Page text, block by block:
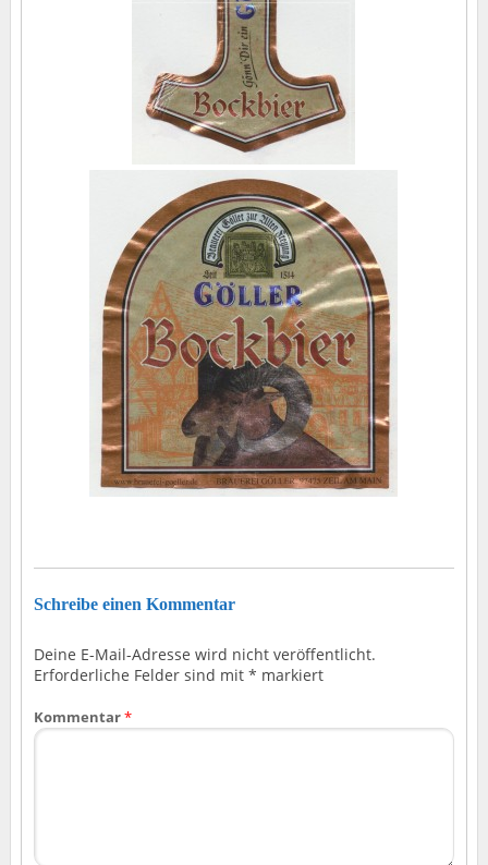
Schreibe einen Kommentar
Deine E-Mail-Adresse wird nicht veröffentlicht.
Erforderliche Felder sind mit * markiert
Kommentar*